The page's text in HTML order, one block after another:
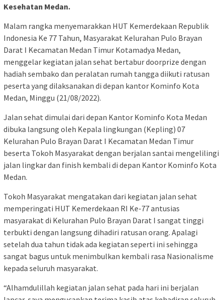
Kesehatan Medan.
Malam rangka menyemarakkan HUT Kemerdekaan Republik
Indonesia Ke 77 Tahun, Masyarakat Kelurahan Pulo Brayan
Darat I Kecamatan Medan Timur Kotamadya Medan,
menggelar kegiatan jalan sehat bertabur doorprize dengan
hadiah sembako dan peralatan rumah tangga diikuti ratusan
peserta yang dilaksanakan di depan kantor Kominfo Kota
Medan, Minggu (21/08/2022).
Jalan sehat dimulai dari depan Kantor Kominfo Kota Medan
dibuka langsung oleh Kepala lingkungan (Kepling) 07
Kelurahan Pulo Brayan Darat I Kecamatan Medan Timur
beserta Tokoh Masyarakat dengan berjalan santai mengelilingi
jalan lingkar dan finish kembali di depan Kantor Kominfo Kota
Medan.
Tokoh Masyarakat mengatakan dari kegiatan jalan sehat
memperingati HUT Kemerdekaan RI Ke-77 antusias
masyarakat di Kelurahan Pulo Brayan Darat I sangat tinggi
terbukti dengan langsung dihadiri ratusan orang. Apalagi
setelah dua tahun tidak ada kegiatan seperti ini sehingga
sangat bagus untuk menimbulkan kembali rasa Nasionalisme
kepada seluruh masyarakat.
“Alhamdulillah kegiatan jalan sehat pada hari ini berjalan